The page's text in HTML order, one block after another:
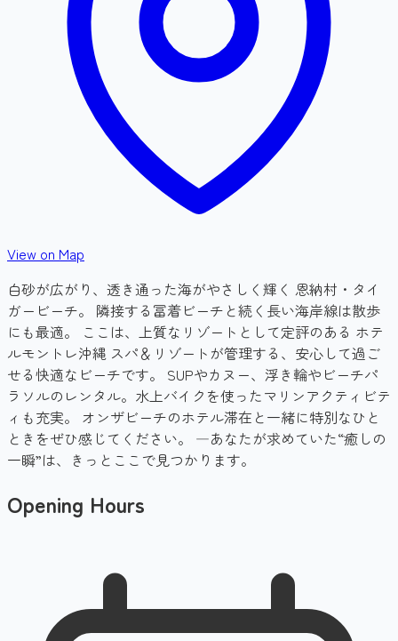
View on Map
白砂が広がり、透き通った海がやさしく輝く 恩納村・タイ
ガービーチ。 隣接する冨着ビーチと続く長い海岸線は散歩
にも最適。 ここは、上質なリゾートとして定評のある ホテ
ルモントレ沖縄 スパ＆リゾートが管理する、安心して過ご
せる快適なビーチです。 SUPやカヌー、浮き輪やビーチパ
ラソルのレンタル。水上バイクを使ったマリンアクティビテ
ィも充実。 オンザビーチのホテル滞在と一緒に特別なひと
ときをぜひ感じてください。 ―あなたが求めていた“癒しの
一瞬”は、きっとここで見つかります。
Opening Hours